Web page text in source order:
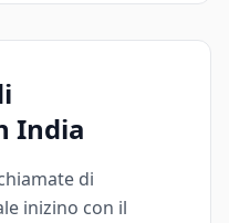
India
di
inizino con il